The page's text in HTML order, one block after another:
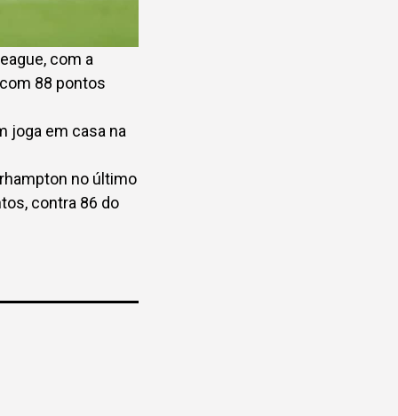
com a
88 pontos
joga em casa na
no último
contra 86 do